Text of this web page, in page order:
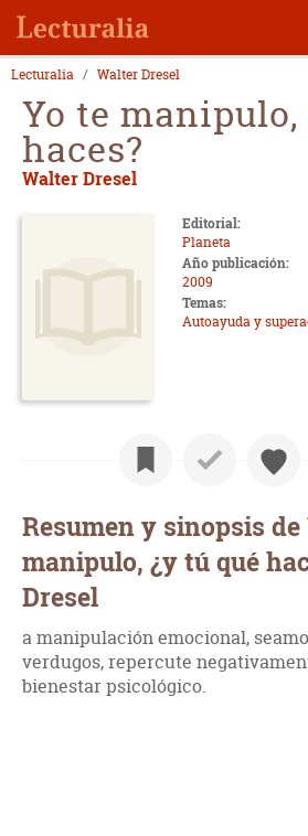
Lecturalia Walter Dresel
Yo te manipulo,
haces?
Walter Dresel
Editorial:
Planeta
Año publicación:
2009
Temas:
Autoayuda y
Resumen y sinopsis de
manipulo, ¿y tú qué
Dresel
a manipulación emocional,
verdugos, repercute
bienestar psicológico.